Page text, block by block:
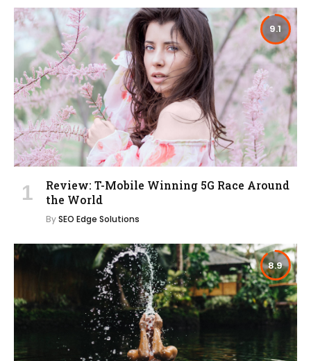
9.1
Review: T-Mobile Winning 5G Race Around
the World
BySEO Edge Solutions
8.9